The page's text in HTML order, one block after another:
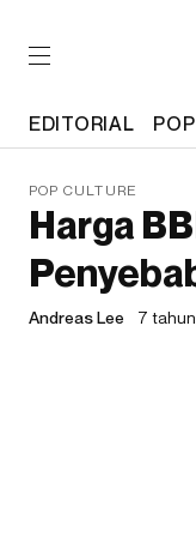
EDITORIAL
POP CULTURE
Harga
Andreas Lee 7